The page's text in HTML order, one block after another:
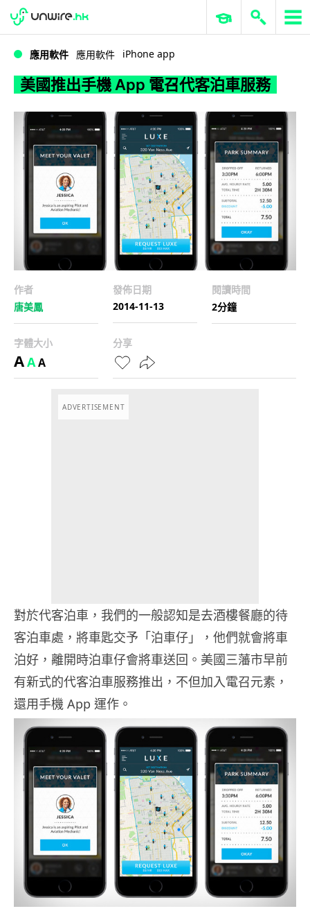
美國推出手機 App 電召代客泊車服務
WWDC 2026 ERP 與商業 AI
應用軟件 應用軟件 iPhone app
美國推出手機 App 電召代客泊車服務
作者
唐美鳳
發佈日期
2014-11-13
閱讀時間
2分鐘
字體大小
AAA
分享
ADVERTISEMENT
對於代客泊車，我們的一般認知是去酒樓餐廳的待
客泊車處，將車匙交予「泊車仔」，他們就會將車
泊好，離開時泊車仔會將車送回。美國三藩市早前
有新式的代客泊車服務推出，不但加入電召元素，
還用手機 App 運作。